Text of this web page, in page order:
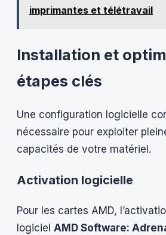
imprimantes et télétravail
Installation et
étapes clés
Une configuration logicielle
nécessaire pour exploiter
capacités de votre matériel.
Activation logicielle
Pour les cartes AMD,
logiciel AMD Software: